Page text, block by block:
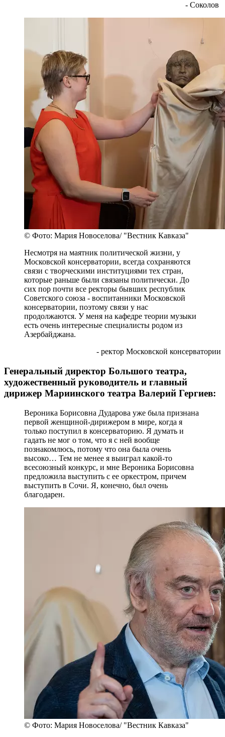
- Соколов
© Фото: Мария Новоселова/ "Вестник Кавказа"
Несмотря на маятник политической жизни, у
Московской консерватории, всегда сохраняются
связи с творческими институциями тех стран,
которые раньше были связаны политически. До
сих пор почти все ректоры бывших республик
Советского союза - воспитанники Московской
консерватории, поэтому связи у нас
продолжаются. У меня на кафедре теории музыки
есть очень интересные специалисты родом из
Азербайджана.
- ректор Московской консерватории
Генеральный директор Большого театра,
художественный руководитель и главный
дирижер Мариинского театра Валерий Гергиев:
Вероника Борисовна Дударова уже была признана
первой женщиной-дирижером в мире, когда я
только поступил в консерваторию. Я думать и
гадать не мог о том, что я с ней вообще
познакомлюсь, потому что она была очень
высоко… Тем не менее я выиграл какой-то
всесоюзный конкурс, и мне Вероника Борисовна
предложила выступить с ее оркестром, причем
выступить в Сочи. Я, конечно, был очень
благодарен.
© Фото: Мария Новоселова/ "Вестник Кавказа"